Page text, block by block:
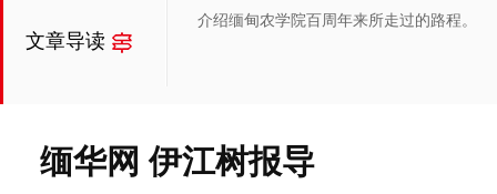
文章导读
介绍缅甸农学院百周年来所走过的路程。
缅华网 伊江树报导